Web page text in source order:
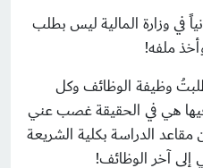
في وزارة المالية ليس بطلب
ملفه!
طلبتُ وظيفة الوظائف وكل
هي في الحقيقة غصب عني
الدراسة بكلية الشريعة
إلى آخر الوظائف!